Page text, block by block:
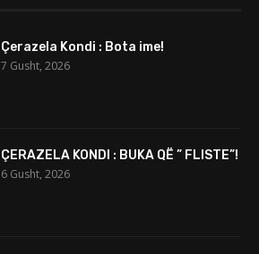
Çerazela Kondi : Bota ime!
7 Gusht, 2026
ÇERAZELA KONDI : BUKA QË ” FLISTE”!
6 Gusht, 2026